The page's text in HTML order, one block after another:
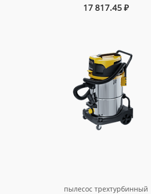
очистки hepa фильтра
арт. au-0130116
17 817.45₽
пылесос трехтурбинный